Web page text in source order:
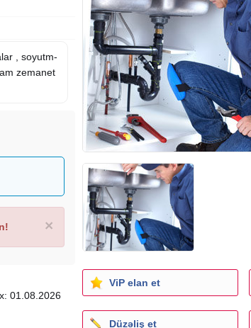
, soyutm-
zemanet
×
01.08.2026
ViP elan et
Düzəliş et